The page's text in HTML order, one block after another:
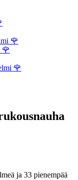
🌹
🌹
🌹
ja 33 pienempää